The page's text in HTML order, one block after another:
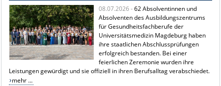
08.07.2026 -62 Absolventinnen und
Absolventen des Ausbildungszentrums
für Gesundheitsfachberufe der
Universitätsmedizin Magdeburg haben
ihre staatlichen Abschlussprüfungen
erfolgreich bestanden. Bei einer
feierlichen Zeremonie wurden ihre
Leistungen gewürdigt und sie offiziell in ihren Berufsalltag verabschiedet.
mehr ...